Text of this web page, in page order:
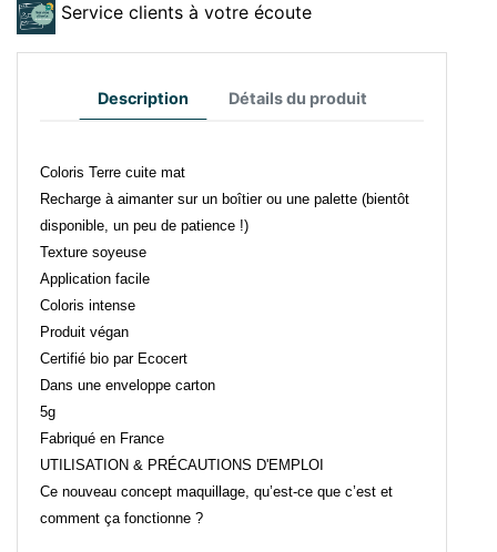
Service clients à votre écoute
Description Détails du produit
Coloris Terre cuite mat
Recharge à aimanter sur un boîtier ou une palette (bientôt
disponible, un peu de patience !)
Texture soyeuse
Application facile
Coloris intense
Produit végan
Certifié bio par Ecocert
Dans une enveloppe carton
5g
Fabriqué en France
UTILISATION & PRÉCAUTIONS D'EMPLOI
Ce nouveau concept maquillage, qu’est-ce que c’est et
comment ça fonctionne ?